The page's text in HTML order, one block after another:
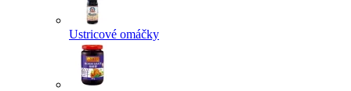
Ustricové omáčky